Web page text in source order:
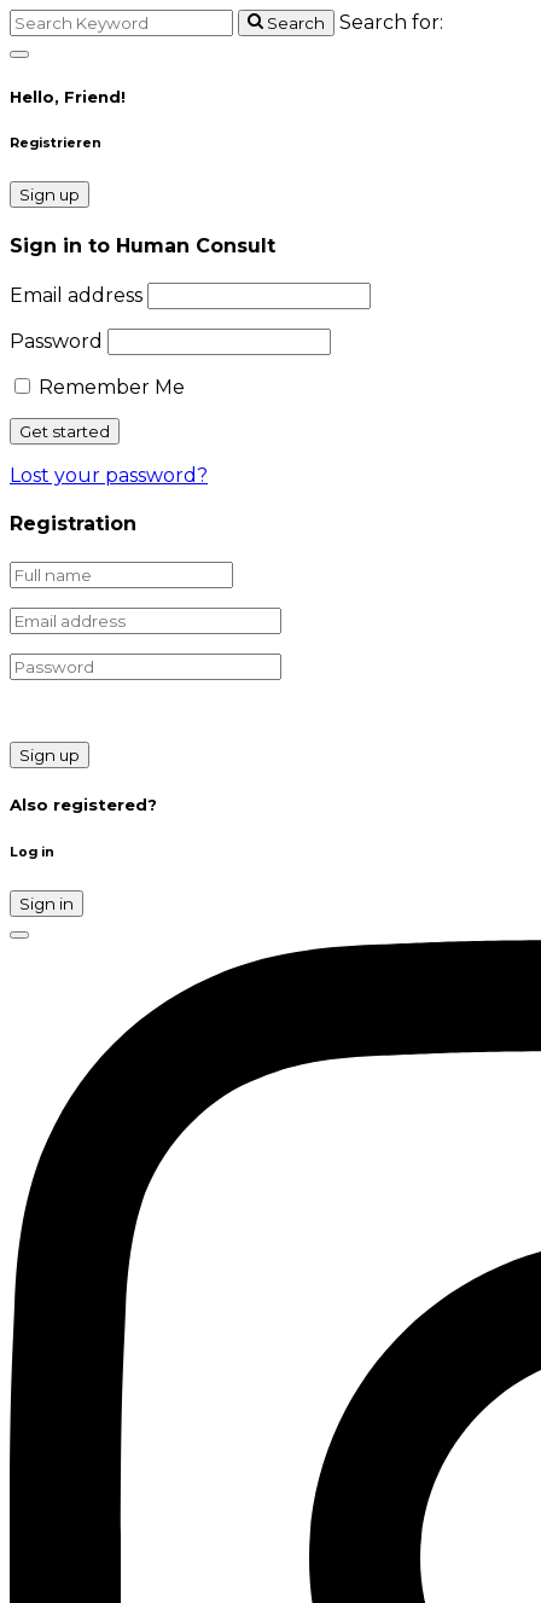
Search Search for:
Hello, Friend!
Registrieren
Sign up
Sign in to Human Consult
Email address
Password
Remember Me
Lost your password?
Registration
Sign up
Also registered?
Log in
Sign in